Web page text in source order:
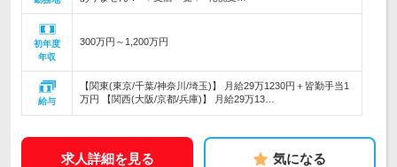
初年度
年収
300万円～1,200万円
給与
【関東(東京/千葉/神奈川/埼玉)】 月給29万1230円＋皆勤手当1
万円 【関西(大阪/京都/兵庫)】 月給29万13…
求人詳細を見る 気になる